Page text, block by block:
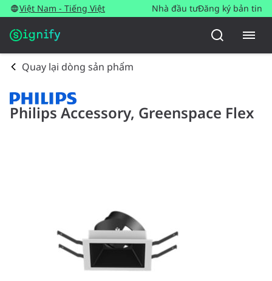
Việt Nam - Tiếng Việt Nhà đầu tưĐăng ký bản tin
Quay lại dòng sản phẩm
Philips Accessory, Greenspace Flex